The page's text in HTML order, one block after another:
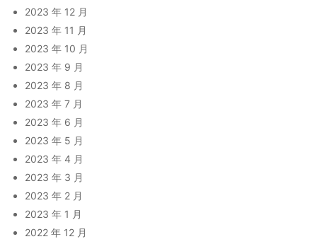
2023 年 12 月
2023 年 11 月
2023 年 10 月
2023 年 9 月
2023 年 8 月
2023 年 7 月
2023 年 6 月
2023 年 5 月
2023 年 4 月
2023 年 3 月
2023 年 2 月
2023 年 1 月
2022 年 12 月